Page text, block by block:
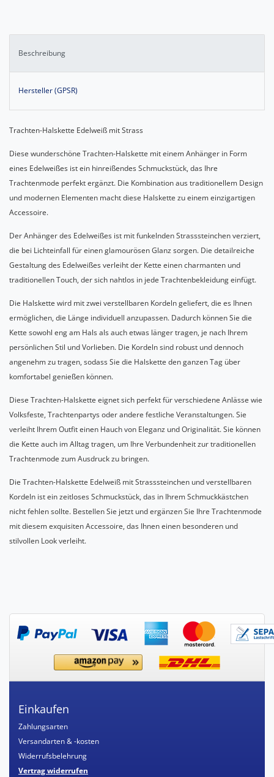
Beschreibung
Hersteller (GPSR)
Trachten-Halskette Edelweiß mit Strass
Diese wunderschöne Trachten-Halskette mit einem Anhänger in Form
eines Edelweißes ist ein hinreißendes Schmuckstück, das Ihre
Trachtenmode perfekt ergänzt. Die Kombination aus traditionellem Design
und modernen Elementen macht diese Halskette zu einem einzigartigen
Accessoire.
Der Anhänger des Edelweißes ist mit funkelnden Strasssteinchen verziert,
die bei Lichteinfall für einen glamourösen Glanz sorgen. Die detailreiche
Gestaltung des Edelweißes verleiht der Kette einen charmanten und
traditionellen Touch, der sich nahtlos in jede Trachtenbekleidung einfügt.
Die Halskette wird mit zwei verstellbaren Kordeln geliefert, die es Ihnen
ermöglichen, die Länge individuell anzupassen. Dadurch können Sie die
Kette sowohl eng am Hals als auch etwas länger tragen, je nach Ihrem
persönlichen Stil und Vorlieben. Die Kordeln sind robust und dennoch
angenehm zu tragen, sodass Sie die Halskette den ganzen Tag über
komfortabel genießen können.
Diese Trachten-Halskette eignet sich perfekt für verschiedene Anlässe wie
Volksfeste, Trachtenpartys oder andere festliche Veranstaltungen. Sie
verleiht Ihrem Outfit einen Hauch von Eleganz und Originalität. Sie können
die Kette auch im Alltag tragen, um Ihre Verbundenheit zur traditionellen
Trachtenmode zum Ausdruck zu bringen.
Die Trachten-Halskette Edelweiß mit Strasssteinchen und verstellbaren
Kordeln ist ein zeitloses Schmuckstück, das in Ihrem Schmuckkästchen
nicht fehlen sollte. Bestellen Sie jetzt und ergänzen Sie Ihre Trachtenmode
mit diesem exquisiten Accessoire, das Ihnen einen besonderen und
stilvollen Look verleiht.
Einkaufen
Zahlungsarten
Versandarten & -kosten
Widerrufsbelehrung
Vertrag widerrufen